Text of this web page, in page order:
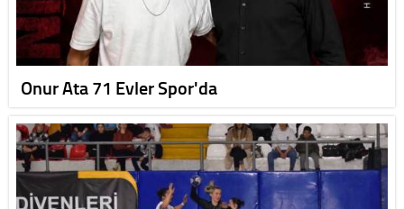
Onur Ata 71 Evler Spor'da